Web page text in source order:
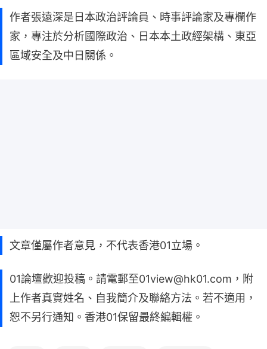
作者張遠深是日本政治評論員、時事評論家及專欄作
家，專注於分析國際政治、日本本土政經架構、東亞
區域安全及中日關係。
文章僅屬作者意見，不代表香港01立場。
01論壇歡迎投稿。請電郵至01view@hk01.com，附
上作者真實姓名、自我簡介及聯絡方法。若不適用，
恕不另行通知。香港01保留最終編輯權。